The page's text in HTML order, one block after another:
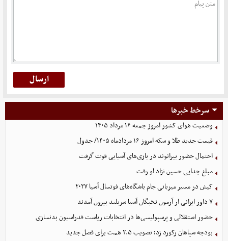
سرخط خبرها
وضعیت هوای کشور امروز جمعه ۱۶ مرداد ۱۴۰۵
قیمت جدید طلا و سکه امروز ۱۶ مردادماه ۱۴۰۵/ جدول
احتمال حضور بیرانوند در بازی‌های آسیایی قوت گرفت
مبلغ جدایی حسین نژاد لو رفت
کیش در مسیر میزبانی جام باشگاه‌های فوتسال آسیا ۲۰۲۷
۷ داور ایرانی از آزمون نخبگان آسیا سربلند بیرون آمدند
حضور استقلالی و پرسپولیسی‌ها در انتخابات ریاست فدراسیون بدنسازی
بودجه سپاهان رکورد زد؛ تصویب ۲.۵ همت برای فصل جدید